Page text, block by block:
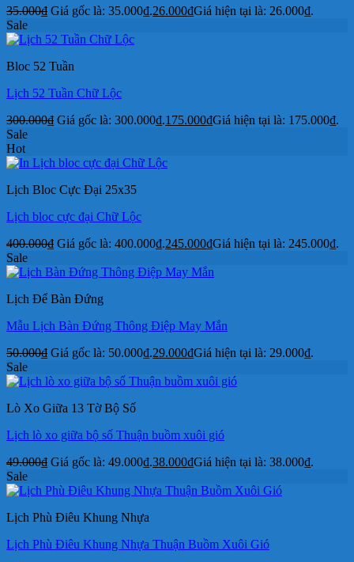
35.000₫ Giá gốc là: 35.000₫.26.000₫Giá hiện tại là: 26.000₫.
Sale
Bloc 52 Tuần
Lịch 52 Tuần Chữ Lộc
300.000₫ Giá gốc là: 300.000₫.175.000₫Giá hiện tại là: 175.000₫.
Sale
Hot
Lịch Bloc Cực Đại 25x35
Lịch bloc cực đại Chữ Lộc
400.000₫ Giá gốc là: 400.000₫.245.000₫Giá hiện tại là: 245.000₫.
Sale
Lịch Để Bàn Đứng
Mẫu Lịch Bàn Đứng Thông Điệp May Mắn
50.000₫ Giá gốc là: 50.000₫.29.000₫Giá hiện tại là: 29.000₫.
Sale
Lò Xo Giữa 13 Tờ Bộ Số
Lịch lò xo giữa bộ số Thuận buồm xuôi gió
49.000₫ Giá gốc là: 49.000₫.38.000₫Giá hiện tại là: 38.000₫.
Sale
Lịch Phù Điêu Khung Nhựa
Lịch Phù Điêu Khung Nhựa Thuận Buồm Xuôi Gió